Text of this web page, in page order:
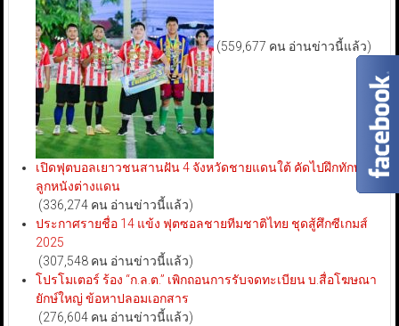
(559,677 คน อ่านข่าวนี้แล้ว)
เปิดฟุตบอลเยาวชนสานฝัน 4 จังหวัดชายแดนใต้ คัดไปฝึกทักษะ
ลูกหนังต่างแดน
(336,274 คน อ่านข่าวนี้แล้ว)
ประกาศรายชื่อ 14 แข้ง ฟุตซอลชายทีมชาติไทย ชุดสู้ศึกซีเกมส์
2025
(307,548 คน อ่านข่าวนี้แล้ว)
โปรโมเตอร์ ร้อง “ก.ล.ต.” เพิกถอนการรับจดทะเบียน บ.สื่อโฆษณา
ยักษ์ใหญ่ ข้อหาปลอมเอกสาร
(276,604 คน อ่านข่าวนี้แล้ว)